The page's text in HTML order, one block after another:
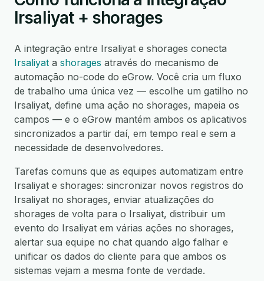
Irsaliyat + shorages
A integração entre Irsaliyat e shorages conecta
Irsaliyat a shorages através do mecanismo de
automação no-code do eGrow. Você cria um fluxo
de trabalho uma única vez — escolhe um gatilho no
Irsaliyat, define uma ação no shorages, mapeia os
campos — e o eGrow mantém ambos os aplicativos
sincronizados a partir daí, em tempo real e sem a
necessidade de desenvolvedores.
Tarefas comuns que as equipes automatizam entre
Irsaliyat e shorages: sincronizar novos registros do
Irsaliyat no shorages, enviar atualizações do
shorages de volta para o Irsaliyat, distribuir um
evento do Irsaliyat em várias ações no shorages,
alertar sua equipe no chat quando algo falhar e
unificar os dados do cliente para que ambos os
sistemas vejam a mesma fonte de verdade.